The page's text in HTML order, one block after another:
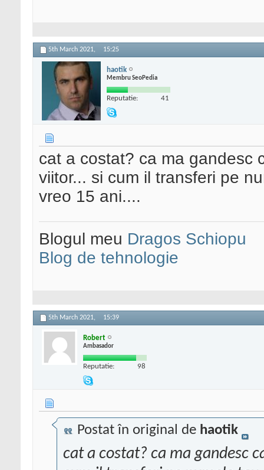
5th March 2021, 15:25
haotik
Membru SeoPedia
Reputatie: 41
cat a costat? ca ma gandesc
viitor... si cum il transferi pe
vreo 15 ani....
Blogul meu Dragos Schiopu
Blog de tehnologie
5th March 2021, 15:39
Robert
Ambasador
Reputatie: 98
Postat în original de haotik
cat a costat? ca ma gandesc